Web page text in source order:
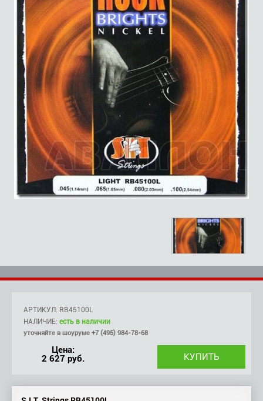
АРТИКУЛ: RB45100L
НАЛИЧИЕ: есть в наличии
уточняйте в шоуруме +7 (495) 984-78-68
Цена:
2 627 руб.